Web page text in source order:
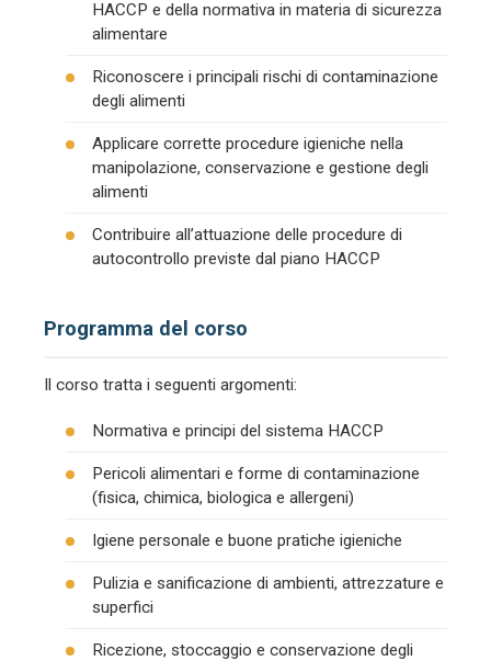
HACCP e della normativa in materia di sicurezza
alimentare
Riconoscere i principali rischi di contaminazione
degli alimenti
Applicare corrette procedure igieniche nella
manipolazione, conservazione e gestione degli
alimenti
Contribuire all’attuazione delle procedure di
autocontrollo previste dal piano HACCP
Programma del corso
Il corso tratta i seguenti argomenti:
Normativa e principi del sistema HACCP
Pericoli alimentari e forme di contaminazione
(fisica, chimica, biologica e allergeni)
Igiene personale e buone pratiche igieniche
Pulizia e sanificazione di ambienti, attrezzature e
superfici
Ricezione, stoccaggio e conservazione degli